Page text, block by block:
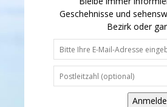
Geschehnisse und
Bezirk oder